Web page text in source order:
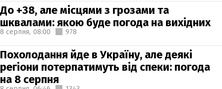
До +38, але місцями з грозами та
шквалами: якою буде погода на вихідних
8 серпня, 08:00 978
Похолодання йде в Україну, але деякі
регіони потерпатимуть від спеки: погода
на 8 серпня